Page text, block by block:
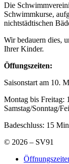
Die
Schwimmkurse,
nichtstädtischen
Wir bedauern dies,
Ihrer Kinder.
Öffungszeiten:
Saisonstart am 10.
Montag bis Freitag:
Samstag/Sonntag/
Badeschluss: 15
© 2026 – SV91